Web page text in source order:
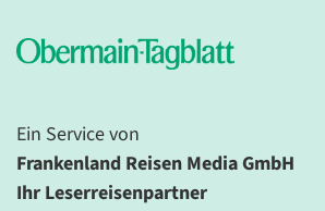
Ein Service von
Frankenland Reisen Media GmbH
Ihr Leserreisenpartner